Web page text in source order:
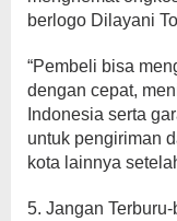
berlogo Dilayani
“Pembeli bisa
dengan cepat,
Indonesia serta
untuk pengiriman
kota lainnya
5. Jangan